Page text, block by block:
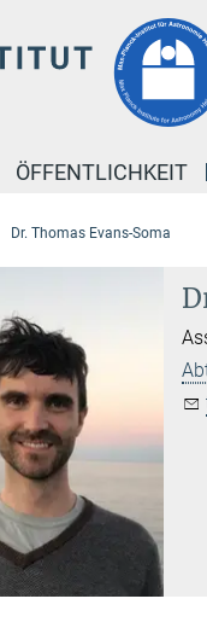
ÖFFENTLICHKEIT
Dr. Thomas Evans-Soma